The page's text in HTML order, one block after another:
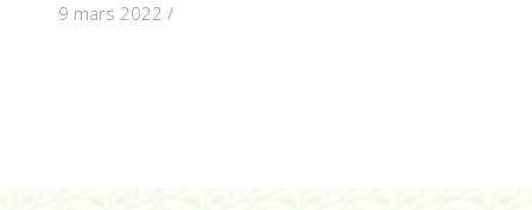
9 mars 2022